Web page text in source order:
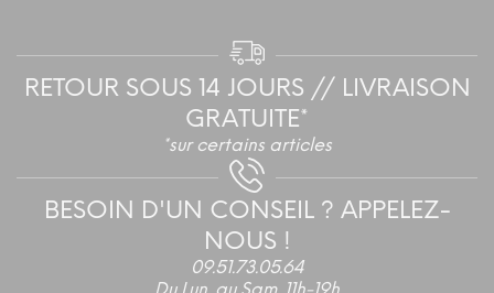
RETOUR SOUS 14 JOURS // LIVRAISON
GRATUITE*
*sur certains articles
BESOIN D'UN CONSEIL ? APPELEZ-
NOUS !
09.51.73.05.64